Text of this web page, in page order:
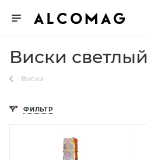
Виски светлый
Виски
ФИЛЬТР